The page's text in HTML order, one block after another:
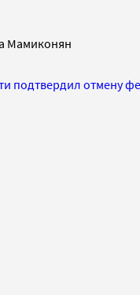
Мамиконян
подтвердил отмену